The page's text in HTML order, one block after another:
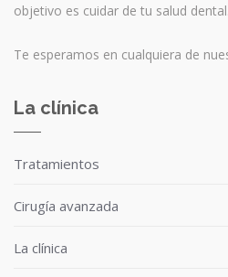
objetivo es cuidar de tu salud dental.
Te esperamos en cualquiera de
La clínica
Tratamientos
Cirugía avanzada
La clínica